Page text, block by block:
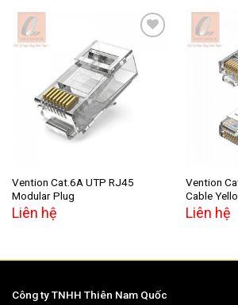
Add to
wishlist
Vention Cat.6A UTP RJ45
Modular Plug
Liên hệ
Vention
Cable
Liên hệ
Công ty TNHH Thiên Nam Quốc